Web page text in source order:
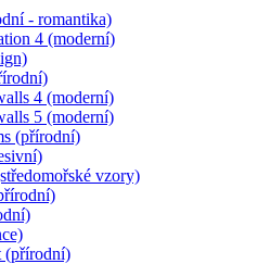
- romantika)
4 (moderní)
4 (moderní)
5 (moderní)
(přírodní)
vzory)
(přírodní)